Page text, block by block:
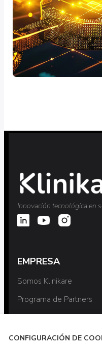
Innovación tecnológica en
EMPRESA
Somos Klinikare
Programa de Partners
Contactar
CONFIGURACIÓN DE